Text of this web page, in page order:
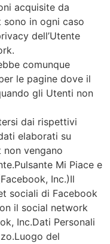
acquisite da
sono in ogni caso
dell’Utente
comunque
le pagine dove il
gli Utenti non
dai rispettivi
elaborati su
non vengano
Mi Piace e
Inc.)Il
sociali di Facebook
il social network
Inc.Dati Personali
del